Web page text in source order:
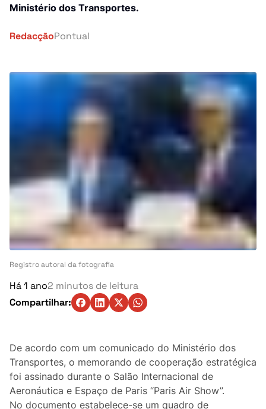
Energia
Pontual Tech
Banca e Seguros
Cultura
Turismo
Ambiente
Denúncia
Matérias-Primas
Eventos
Indústria
Auto
Mundo
País
Ministério dos Transportes.
RedacçãoPontual
Registro autoral da fotografia
Há 1 ano2 minutos de leitura
Compartilhar:
De acordo com um comunicado do Ministério dos
Transportes, o memorando de cooperação estratégica
foi assinado durante o Salão Internacional de
Aeronáutica e Espaço de Paris “Paris Air Show”.
No documento estabelece-se um quadro de